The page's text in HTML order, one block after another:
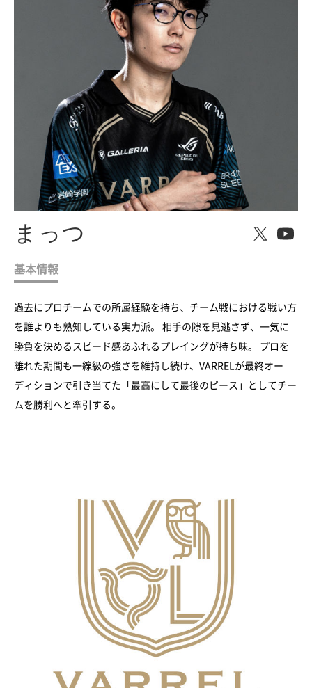
まっつ
基本情報
過去にプロチームでの所属経験を持ち、チーム戦における戦い方
を誰よりも熟知している実力派。 相手の隙を見逃さず、一気に
勝負を決めるスピード感あふれるプレイングが持ち味。 プロを
離れた期間も一線級の強さを維持し続け、VARRELが最終オー
ディションで引き当てた「最高にして最後のピース」としてチー
ムを勝利へと牽引する。